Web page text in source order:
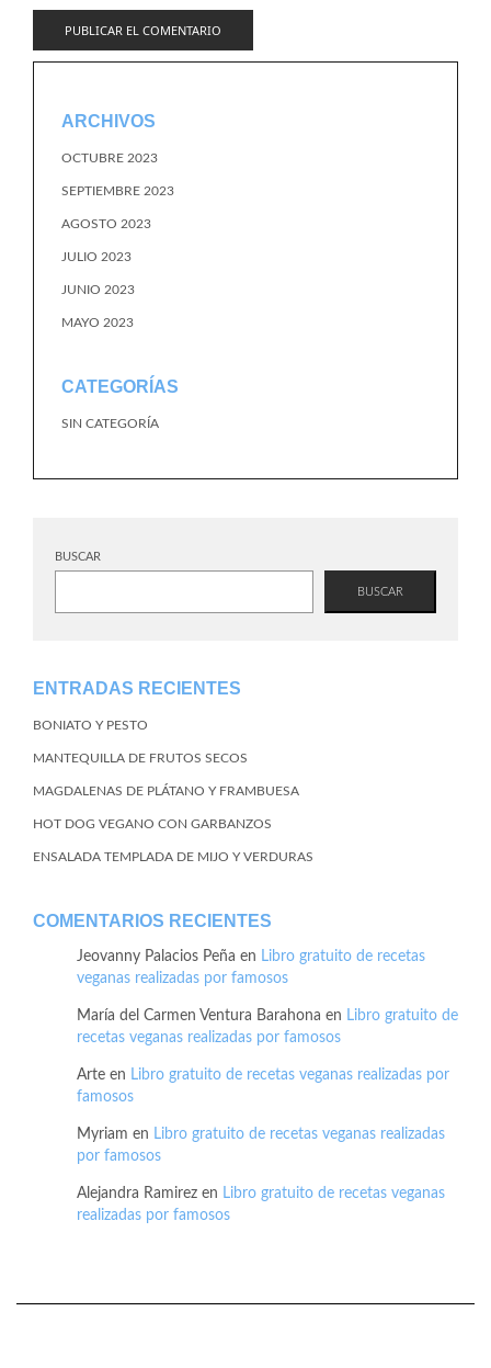
ARCHIVOS
OCTUBRE 2023
SEPTIEMBRE 2023
AGOSTO 2023
JULIO 2023
JUNIO 2023
MAYO 2023
CATEGORÍAS
SIN CATEGORÍA
BUSCAR
BUSCAR
ENTRADAS RECIENTES
BONIATO Y PESTO
MANTEQUILLA DE FRUTOS SECOS
MAGDALENAS DE PLÁTANO Y FRAMBUESA
HOT DOG VEGANO CON GARBANZOS
ENSALADA TEMPLADA DE MIJO Y VERDURAS
COMENTARIOS RECIENTES
Jeovanny Palacios Peña en Libro gratuito de recetas
veganas realizadas por famosos
María del Carmen Ventura Barahona en Libro gratuito de
recetas veganas realizadas por famosos
Arte en Libro gratuito de recetas veganas realizadas por
famosos
Myriam en Libro gratuito de recetas veganas realizadas
por famosos
Alejandra Ramirez en Libro gratuito de recetas veganas
realizadas por famosos